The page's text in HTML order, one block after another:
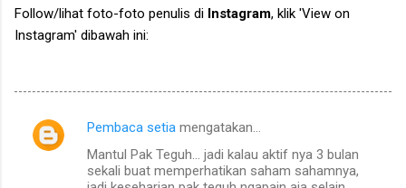
Follow/lihat foto-foto penulis di Instagram, klik 'View on
Instagram' dibawah ini:
K
Pembaca setia mengatakan…
Mantul Pak Teguh... jadi kalau aktif nya 3 bulan
sekali buat memperhatikan saham sahamnya,